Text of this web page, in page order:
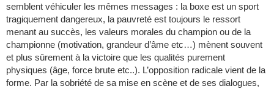
semblent véhiculer les mêmes messages : la boxe est un sport
tragiquement dangereux, la pauvreté est toujours le ressort
menant au succès, les valeurs morales du champion ou de la
championne (motivation, grandeur d’âme etc…) mènent souvent
et plus sûrement à la victoire que les qualités purement
physiques (âge, force brute etc..). L’opposition radicale vient de la
forme. Par la sobriété de sa mise en scène et de ses dialogues,